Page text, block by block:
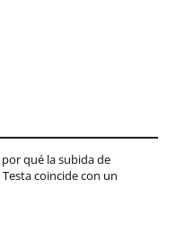
qué la subida de
coincide con un